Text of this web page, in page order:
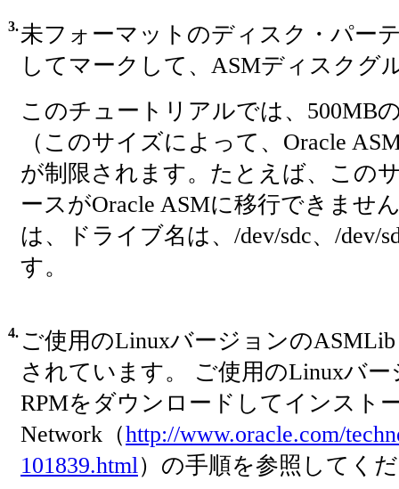
3.未フォーマットのディスク・パー
してマークして、ASMディスクグ
このチュートリアルでは、500MB
（このサイズによって、Oracle
が制限されます。たとえば、この
ースがOracle ASMに移行できませ
は、ドライブ名は、/dev/sdc、/dev/
す。
4. ご使用のLinuxバージョンの
されています。 ご使用のLinuxバ
RPMをダウンロードしてインスト
Network（http://www.oracle.com/
101839.html）の手順を参照してく